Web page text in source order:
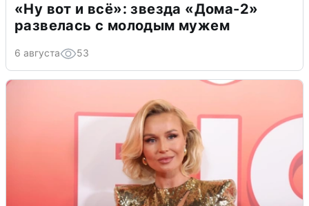
«Ну вот и всё»: звезда «Дома-2»
развелась с молодым мужем
6 августа 53